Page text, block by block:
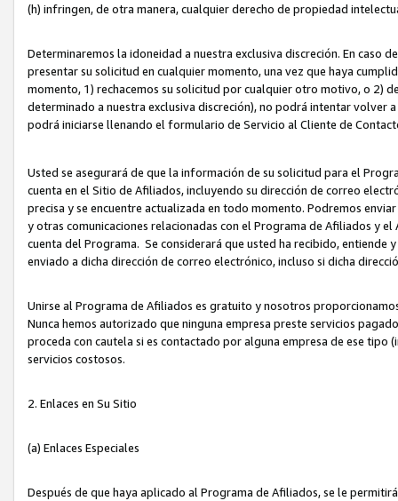
(h) infringen, de otra manera, cualquier derecho de propiedad
Determinaremos la idoneidad a nuestra exclusiva discreción. En caso
presentar su solicitud en cualquier momento, una vez que haya
momento, 1) rechacemos su solicitud por cualquier otro motivo, o 2)
determinado a nuestra exclusiva discreción), no podrá intentar volver
podrá iniciarse llenando el formulario de Servicio al Cliente de
Usted se asegurará de que la información de su solicitud para el
cuenta en el Sitio de Afiliados, incluyendo su dirección de correo
precisa y se encuentre actualizada en todo momento. Podremos
y otras comunicaciones relacionadas con el Programa de Afiliados y
cuenta del Programa. Se considerará que usted ha recibido, entiende
enviado a dicha dirección de correo electrónico, incluso si dicha
Unirse al Programa de Afiliados es gratuito y nosotros
Nunca hemos autorizado que ninguna empresa preste servicios
proceda con cautela si es contactado por alguna empresa de ese
servicios costosos.
2. Enlaces en Su Sitio
(a) Enlaces Especiales
Después de que haya aplicado al Programa de Afiliados, se le